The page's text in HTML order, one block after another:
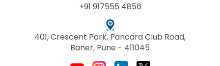
+91 917555 4856
401, Crescent Park, Pancard Club Road,
Baner, Pune - 411045